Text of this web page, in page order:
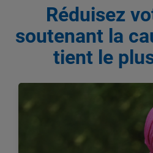
Réduisez
soutenant la
tient le